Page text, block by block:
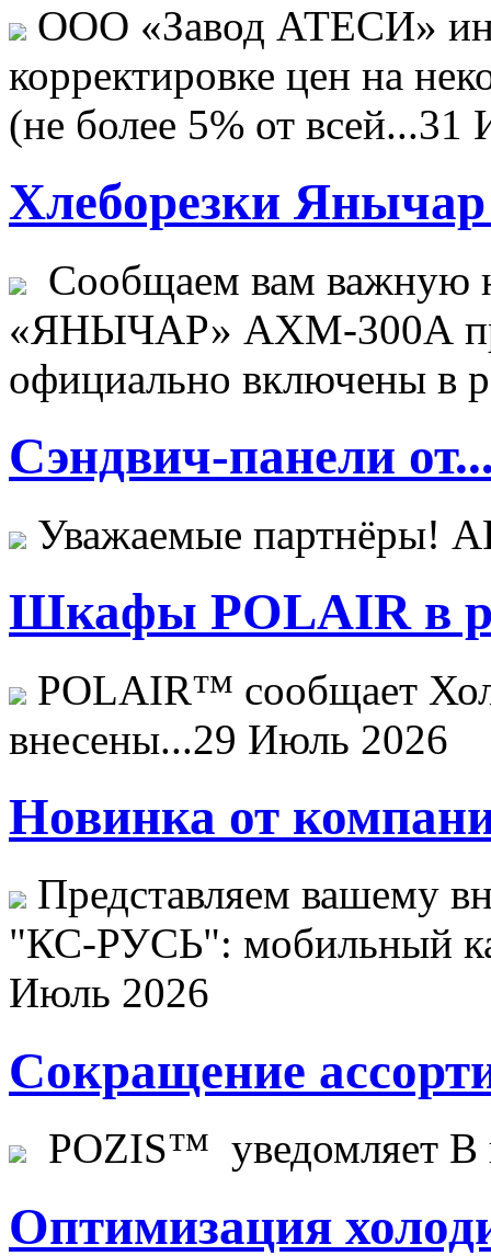
ООО «Завод АТЕСИ»
корректировке цен на
(не более 5% от всей...31
Хлеборезки Янычар
Сообщаем вам важную
«ЯНЫЧАР» АХМ-300А
официально включены в
Сэндвич-панели
Уважаемые
Шкафы POLAIR в
POLAIR™ сообщает
внесены...29 Июль 2026
Новинка от
Представляем вашему
"КС-РУСЬ": мобильный
Июль 2026
Сокращение
POZIS™ уведомляет В
Оптимизация